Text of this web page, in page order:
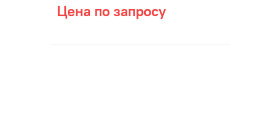
Цена по запросу